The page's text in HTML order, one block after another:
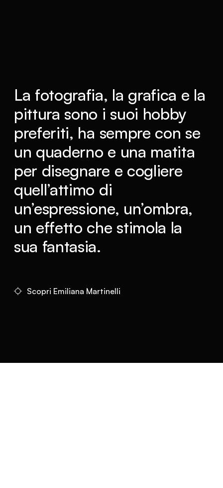
La fotografia, la grafica e la
pittura sono i suoi hobby
preferiti, ha sempre con se
un quaderno e una matita
per disegnare e cogliere
quell’attimo di
un’espressione, un’ombra,
un effetto che stimola la
sua fantasia.
Scopri Emiliana Martinelli